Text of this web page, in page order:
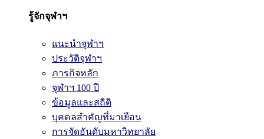
รู้จักจุฬาฯ
แนะนำจุฬาฯ
ประวัติจุฬาฯ
ภารกิจหลัก
จุฬาฯ 100 ปี
ข้อมูลและสถิติ
บุคคลสำคัญที่มาเยือน
การจัดอันดับมหาวิทยาลัย